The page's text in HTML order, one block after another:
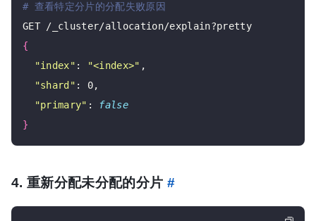
# 查看特定分片的分配失败原因
GET /_cluster/allocation/explain?pretty
{
"index" : "<index>" ,
"shard" : 0,
"primary" :
false
}
4. 重新分配未分配的分片 #